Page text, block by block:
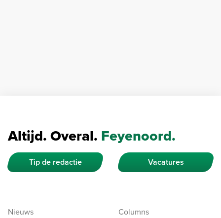
Altijd. Overal. Feyenoord.
Tip de redactie Vacatures
Nieuws
Columns